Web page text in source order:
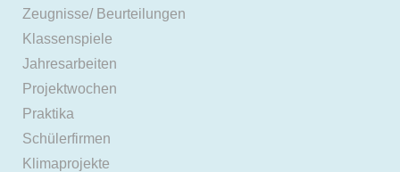
Zeugnisse/ Beurteilungen
Klassenspiele
Jahresarbeiten
Projektwochen
Praktika
Schülerfirmen
Klimaprojekte